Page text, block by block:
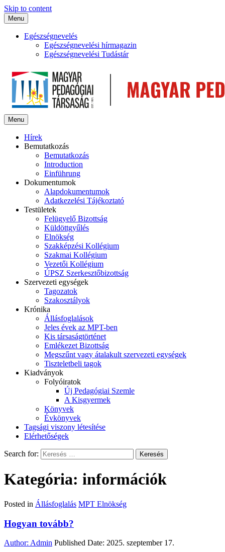
Skip to content
Menu
Egészségnevelés
Egészségnevelési hírmagazin
Egészségnevelési Tudástár
Menu
Hírek
Bemutatkozás
Bemutatkozás
Introduction
Einführung
Dokumentumok
Alapdokumentumok
Adatkezelési Tájékoztató
Testületek
Felügyelő Bizottság
Küldöttgyűlés
Elnökség
Szakképzési Kollégium
Szakmai Kollégium
Vezetői Kollégium
ÚPSZ Szerkesztőbizottság
Szervezeti egységek
Tagozatok
Szakosztályok
Krónika
Állásfoglalások
Jeles évek az MPT-ben
Kis társaságtörténet
Emlékezet Bizottság
Megszűnt vagy átalakult szervezeti egységek
Tiszteletbeli tagok
Kiadványok
Folyóiratok
Új Pedagógiai Szemle
A Kisgyermek
Könyvek
Évkönyvek
Tagsági viszony létesítése
Elérhetőségek
Search for:
Kategória: információk
Posted in Állásfoglalás MPT Elnökség
Hogyan tovább?
Author: Admin Published Date: 2025. szeptember 17.